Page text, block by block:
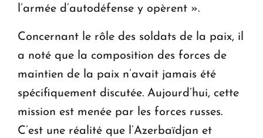
l’armée d’autodéfense y opèrent ».
Concernant le rôle des soldats de la paix, il
a noté que la composition des forces de
maintien de la paix n’avait jamais été
spécifiquement discutée. Aujourd’hui, cette
mission est menée par les forces russes.
C’est une réalité que l’Azerbaïdjan et